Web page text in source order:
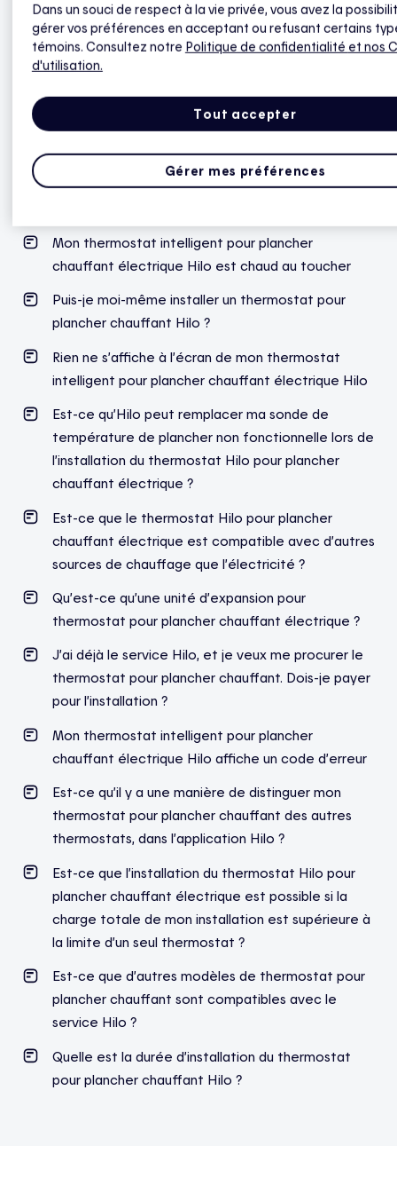
ces produits installés à votre domicile, vous serez en
mesure d’ajouter votre thermostat compatible à
l’application Hilo.
Thermostat intelligent Hilo pour
Mon thermostat intelligent pour plancher
chauffant électrique Hilo est chaud au toucher
Puis-je moi-même installer un thermostat pour
plancher chauffant Hilo ?
Rien ne s’affiche à l’écran de mon thermostat
intelligent pour plancher chauffant électrique Hilo
Est-ce qu’Hilo peut remplacer ma sonde de
température de plancher non fonctionnelle lors de
l’installation du thermostat Hilo pour plancher
chauffant électrique ?
Est-ce que le thermostat Hilo pour plancher
chauffant électrique est compatible avec d’autres
sources de chauffage que l’électricité ?
Qu’est-ce qu’une unité d’expansion pour
thermostat pour plancher chauffant électrique ?
J’ai déjà le service Hilo, et je veux me procurer le
thermostat pour plancher chauffant. Dois-je payer
pour l’installation ?
Mon thermostat intelligent pour plancher
chauffant électrique Hilo affiche un code d’erreur
Est-ce qu’il y a une manière de distinguer mon
thermostat pour plancher chauffant des autres
thermostats, dans l’application Hilo ?
Est-ce que l’installation du thermostat Hilo pour
plancher chauffant électrique est possible si la
charge totale de mon installation est supérieure à
la limite d’un seul thermostat ?
Est-ce que d’autres modèles de thermostat pour
plancher chauffant sont compatibles avec le
service Hilo ?
Quelle est la durée d’installation du thermostat
pour plancher chauffant Hilo ?
Dans un souci de respect à la vie privée, vous avez la
gérer vos préférences en acceptant ou refusant certains
témoins. Consultez notre Politique de confidentialité et nos
d'utilisation.
Tout accepter
Gérer mes préférences